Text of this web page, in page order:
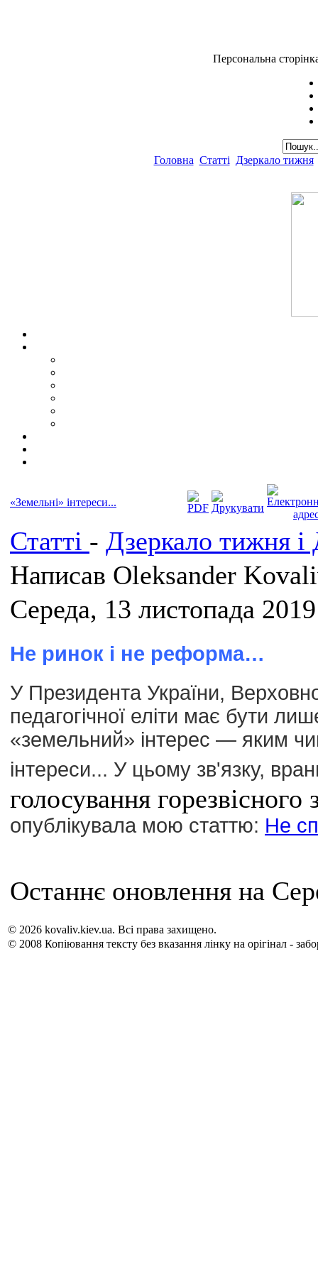
Персональна
Головна Статті Дзеркало тижня
«Земельні» інтереси...
Статті - Дзеркало тижня і
Написав Oleksander
Середа, 13 листопада
Не ринок і не реформа…
У Президента України,
педагогічної еліти має бути
«земельний» інтерес — яким
інтереси... У цьому зв'язку,
голосування горезвісного
опублікувала мою статтю: Не
Останнє оновлення на
© 2026 kovaliv.kiev.ua. Всі права захищено.
© 2008 Копіювання тексту без вказання лінку на орігінал -